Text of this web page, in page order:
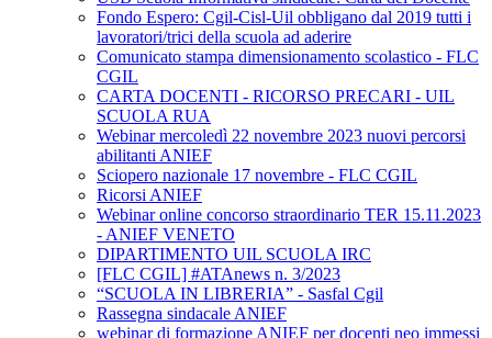
Fondo Espero: Cgil-Cisl-Uil obbligano dal 2019 tutti i
lavoratori/trici della scuola ad aderire
Comunicato stampa dimensionamento scolastico - FLC
CGIL
CARTA DOCENTI - RICORSO PRECARI - UIL
SCUOLA RUA
Webinar mercoledì 22 novembre 2023 nuovi percorsi
abilitanti ANIEF
Sciopero nazionale 17 novembre - FLC CGIL
Ricorsi ANIEF
Webinar online concorso straordinario TER 15.11.2023
- ANIEF VENETO
DIPARTIMENTO UIL SCUOLA IRC
[FLC CGIL] #ATAnews n. 3/2023
“SCUOLA IN LIBRERIA” - Sasfal Cgil
Rassegna sindacale ANIEF
webinar di formazione ANIEF per docenti neo immessi